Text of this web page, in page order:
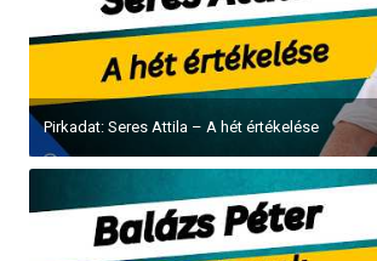
Pirkadat: Seres Attila – A hét értékelése